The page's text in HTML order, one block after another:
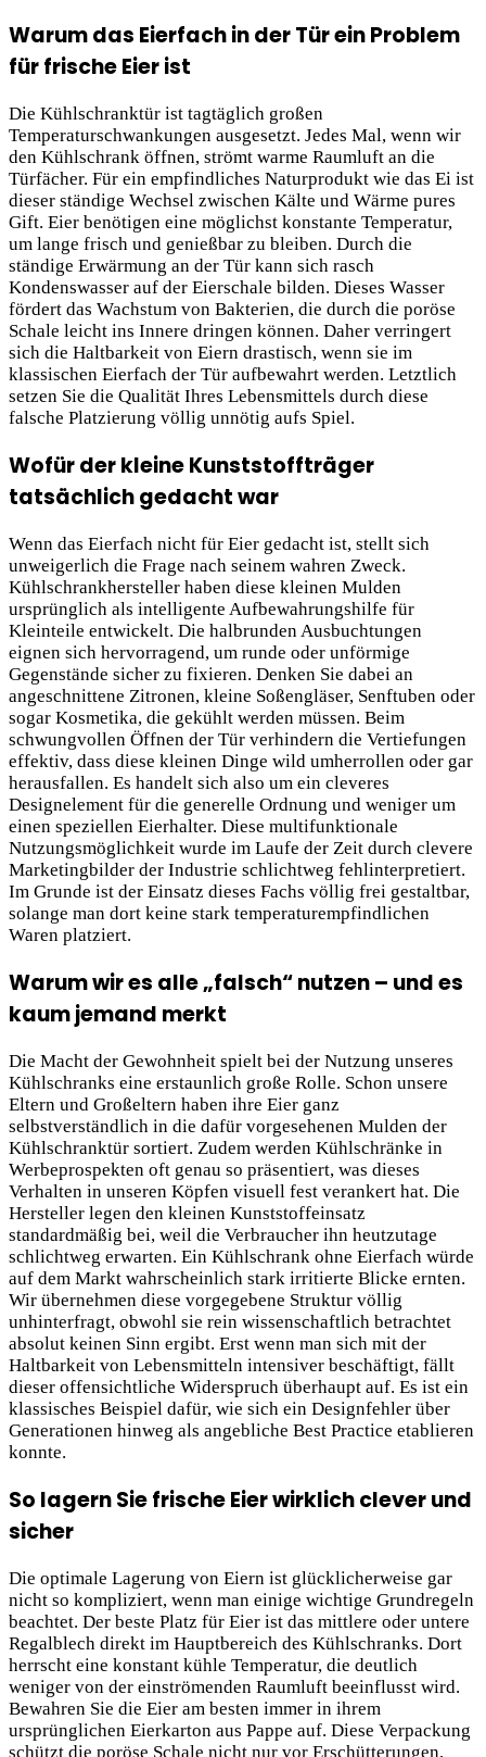
Warum das Eierfach in der Tür ein Problem
für frische Eier ist
Die Kühlschranktür ist tagtäglich großen
Temperaturschwankungen ausgesetzt. Jedes Mal, wenn wir
den Kühlschrank öffnen, strömt warme Raumluft an die
Türfächer. Für ein empfindliches Naturprodukt wie das Ei ist
dieser ständige Wechsel zwischen Kälte und Wärme pures
Gift. Eier benötigen eine möglichst konstante Temperatur,
um lange frisch und genießbar zu bleiben. Durch die
ständige Erwärmung an der Tür kann sich rasch
Kondenswasser auf der Eierschale bilden. Dieses Wasser
fördert das Wachstum von Bakterien, die durch die poröse
Schale leicht ins Innere dringen können. Daher verringert
sich die Haltbarkeit von Eiern drastisch, wenn sie im
klassischen Eierfach der Tür aufbewahrt werden. Letztlich
setzen Sie die Qualität Ihres Lebensmittels durch diese
falsche Platzierung völlig unnötig aufs Spiel.
Wofür der kleine Kunststoffträger
tatsächlich gedacht war
Wenn das Eierfach nicht für Eier gedacht ist, stellt sich
unweigerlich die Frage nach seinem wahren Zweck.
Kühlschrankhersteller haben diese kleinen Mulden
ursprünglich als intelligente Aufbewahrungshilfe für
Kleinteile entwickelt. Die halbrunden Ausbuchtungen
eignen sich hervorragend, um runde oder unförmige
Gegenstände sicher zu fixieren. Denken Sie dabei an
angeschnittene Zitronen, kleine Soßengläser, Senftuben oder
sogar Kosmetika, die gekühlt werden müssen. Beim
schwungvollen Öffnen der Tür verhindern die Vertiefungen
effektiv, dass diese kleinen Dinge wild umherrollen oder gar
herausfallen. Es handelt sich also um ein cleveres
Designelement für die generelle Ordnung und weniger um
einen speziellen Eierhalter. Diese multifunktionale
Nutzungsmöglichkeit wurde im Laufe der Zeit durch clevere
Marketingbilder der Industrie schlichtweg fehlinterpretiert.
Im Grunde ist der Einsatz dieses Fachs völlig frei gestaltbar,
solange man dort keine stark temperaturempfindlichen
Waren platziert.
Warum wir es alle „falsch“ nutzen – und es
kaum jemand merkt
Die Macht der Gewohnheit spielt bei der Nutzung unseres
Kühlschranks eine erstaunlich große Rolle. Schon unsere
Eltern und Großeltern haben ihre Eier ganz
selbstverständlich in die dafür vorgesehenen Mulden der
Kühlschranktür sortiert. Zudem werden Kühlschränke in
Werbeprospekten oft genau so präsentiert, was dieses
Verhalten in unseren Köpfen visuell fest verankert hat. Die
Hersteller legen den kleinen Kunststoffeinsatz
standardmäßig bei, weil die Verbraucher ihn heutzutage
schlichtweg erwarten. Ein Kühlschrank ohne Eierfach würde
auf dem Markt wahrscheinlich stark irritierte Blicke ernten.
Wir übernehmen diese vorgegebene Struktur völlig
unhinterfragt, obwohl sie rein wissenschaftlich betrachtet
absolut keinen Sinn ergibt. Erst wenn man sich mit der
Haltbarkeit von Lebensmitteln intensiver beschäftigt, fällt
dieser offensichtliche Widerspruch überhaupt auf. Es ist ein
klassisches Beispiel dafür, wie sich ein Designfehler über
Generationen hinweg als angebliche Best Practice etablieren
konnte.
So lagern Sie frische Eier wirklich clever und
sicher
Die optimale Lagerung von Eiern ist glücklicherweise gar
nicht so kompliziert, wenn man einige wichtige Grundregeln
beachtet. Der beste Platz für Eier ist das mittlere oder untere
Regalblech direkt im Hauptbereich des Kühlschranks. Dort
herrscht eine konstant kühle Temperatur, die deutlich
weniger von der einströmenden Raumluft beeinflusst wird.
Bewahren Sie die Eier am besten immer in ihrem
ursprünglichen Eierkarton aus Pappe auf. Diese Verpackung
schützt die poröse Schale nicht nur vor Erschütterungen,